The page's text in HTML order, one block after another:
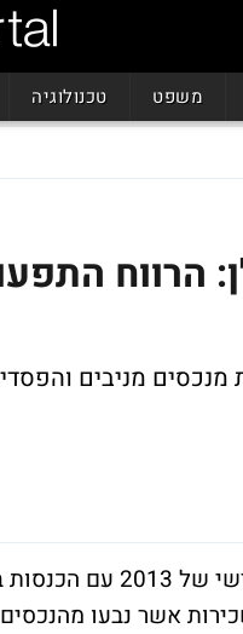
משפט טכנולוגיה
אשר נבעו